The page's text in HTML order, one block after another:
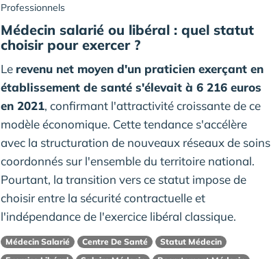
Professionnels
Médecin salarié ou libéral : quel statut
choisir pour exercer ?
Le revenu net moyen d'un praticien exerçant en
établissement de santé s'élevait à 6 216 euros
en 2021, confirmant l'attractivité croissante de ce
modèle économique. Cette tendance s'accélère
avec la structuration de nouveaux réseaux de soins
coordonnés sur l'ensemble du territoire national.
Pourtant, la transition vers ce statut impose de
choisir entre la sécurité contractuelle et
l'indépendance de l'exercice libéral classique.
Médecin Salarié Centre De Santé
Statut Médecin